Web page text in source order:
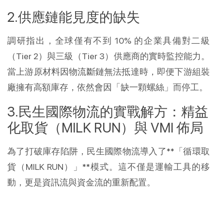
供應鏈能見度的缺失
調研指出，全球僅有不到 10% 的企業具備對二級
（Tier 2）與三級（Tier 3）供應商的實時監控能力。
當上游原材料因物流斷鏈無法抵達時，即便下游組裝
廠擁有高額庫存，依然會因「缺一顆螺絲」而停工。
民生國際物流的實戰解方：精益
化取貨（MILK RUN）與 VMI 佈局
為了打破庫存陷阱，民生國際物流導入了**「循環取
貨（MILK RUN）」**模式。這不僅是運輸工具的移
動，更是資訊流與資金流的重新配置。